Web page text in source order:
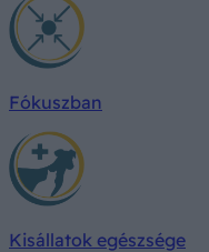
Fókuszban
Kisállatok egészsége